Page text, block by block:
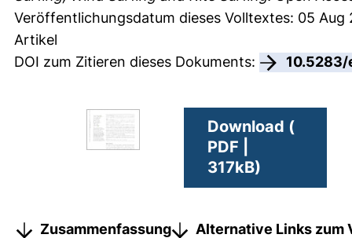
Veröffentlichungsdatum dieses Volltextes: 05 Aug
Artikel
DOI zum Zitieren dieses Dokuments:
Download (
PDF |
317kB)
Zusammenfassung
Alternative Links zum